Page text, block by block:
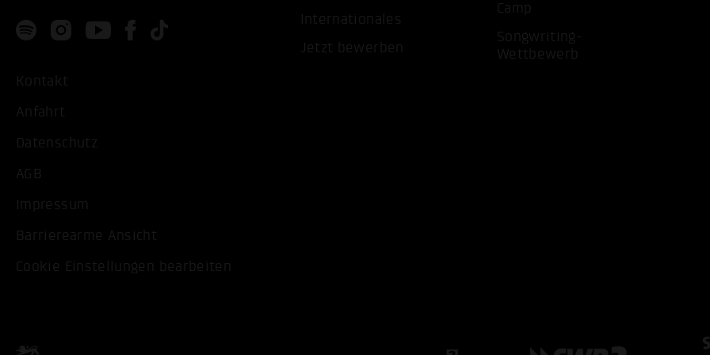
Kontakt
Anfahrt
Datenschutz
AGB
Impressum
Barrierearme Ansicht
Cookie Einstellungen bearbeiten
Internationales
Jetzt bewerben
Camp
Songwriting-
Wettbewerb